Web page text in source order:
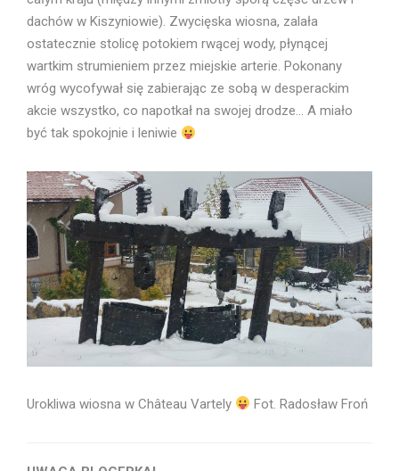
dachów w Kiszyniowie). Zwycięska wiosna, zalała
ostatecznie stolicę potokiem rwącej wody, płynącej
wartkim strumieniem przez miejskie arterie. Pokonany
wróg wycofywał się zabierając ze sobą w desperackim
akcie wszystko, co napotkał na swojej drodze… A miało
być tak spokojnie i leniwie
Urokliwa wiosna w Château Vartely Fot. Radosław Froń